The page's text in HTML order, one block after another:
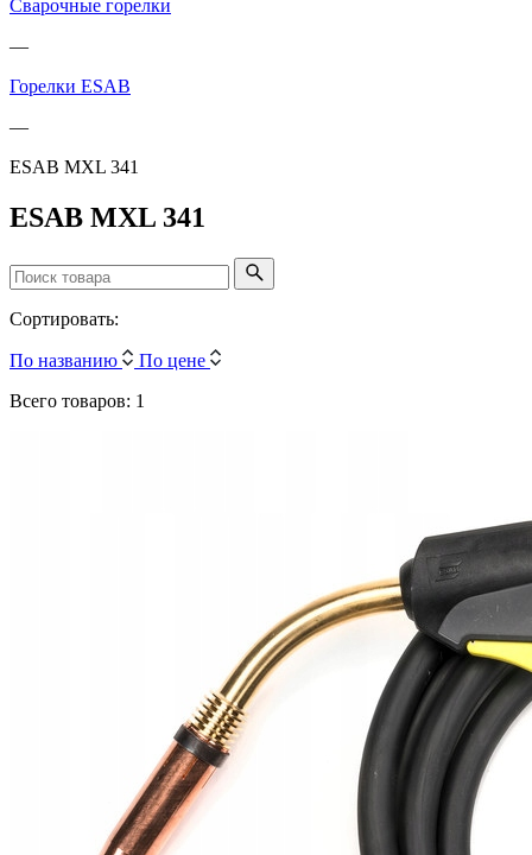
Cварочные горелки
—
Горелки ESAB
—
ESAB MXL 341
ESAB MXL 341
Сортировать:
По названию
По цене
Всего товаров: 1